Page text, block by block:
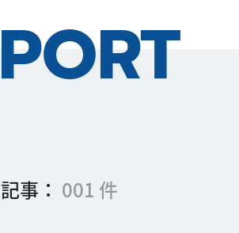
事： 001 件